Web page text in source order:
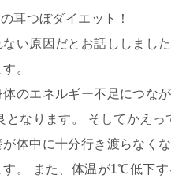
耳つぼダイエット！
い原因だとお話ししました
。
のエネルギー不足につな
なります。 そしてかえっ
体中に十分行き渡らなく
。 また、体温が1℃低下